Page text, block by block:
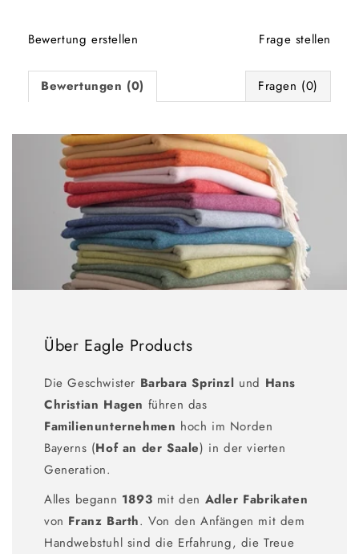
Bewertung erstellen Frage stellen
Bewertungen (0) Fragen (0)
Über Eagle Products
Die Geschwister Barbara Sprinzl und Hans
Christian Hagen führen das
Familienunternehmen hoch im Norden
Bayerns (Hof an der Saale) in der vierten
Generation.
Alles begann 1893 mit den Adler Fabrikaten
von Franz Barth. Von den Anfängen mit dem
Handwebstuhl sind die Erfahrung, die Treue